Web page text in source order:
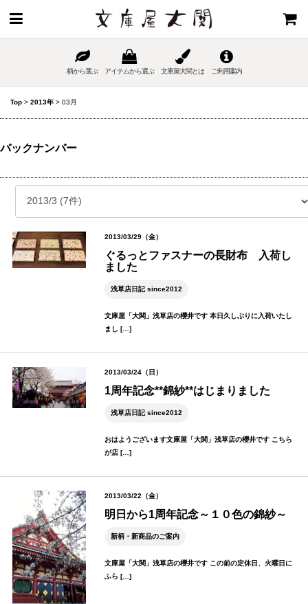
柄から選ぶ アイテムから選ぶ 文庫屋大関とは ご利用案内
Top > 2013年 > 03月
バックナンバー
2013/03/29（金）
ぐるっとファスナーの長財布 入荷し
ました
浅草店日記 since2012
文庫屋「大関」浅草店の櫻井です 本日久しぶりに入荷いたし
まし […]
2013/03/24（日）
1周年記念**錦紗**はじまりました
浅草店日記 since2012
おはようございます文庫屋「大関」浅草店の櫻井です こちら
が店 […]
2013/03/22（金）
明日から1周年記念～１０色の錦紗～
新柄・新商品のご案内
文庫屋「大関」浅草店の櫻井です この前の定休日、火曜日に
ふら […]